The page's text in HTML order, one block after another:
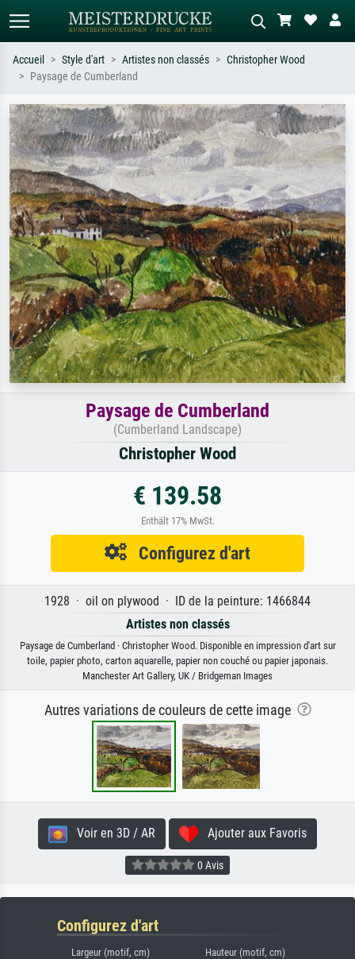
Recherchez par artiste, titre ou style –
ex. Monet, Nuit étoilée,
impressionnisme, vague de Hokusai,
nu.
Décrivez la scène – ex. prairie verte,
abstrait avec beaucoup de rouge,
tableau sombre, nu debout près d'un
arbre.
Accueil Style d'art Artistes non classés
Christopher Wood
Paysage de Cumberland
Paysage de Cumberland
(Cumberland Landscape)
Christopher Wood
€ 139.58
Enthält 17% MwSt.
Configurez d'art
1928 · oil on plywood · ID de la peinture: 1466844
Artistes non classés
Paysage de Cumberland · Christopher Wood. Disponible en impression d'art sur
toile, papier photo, carton aquarelle, papier non couché ou papier japonais.
Manchester Art Gallery, UK / Bridgeman Images
Autres variations de couleurs de cette image
Voir en 3D / AR Ajouter aux Favoris
0 Avis
Configurez d'art
Largeur (motif, cm) Hauteur (motif, cm)